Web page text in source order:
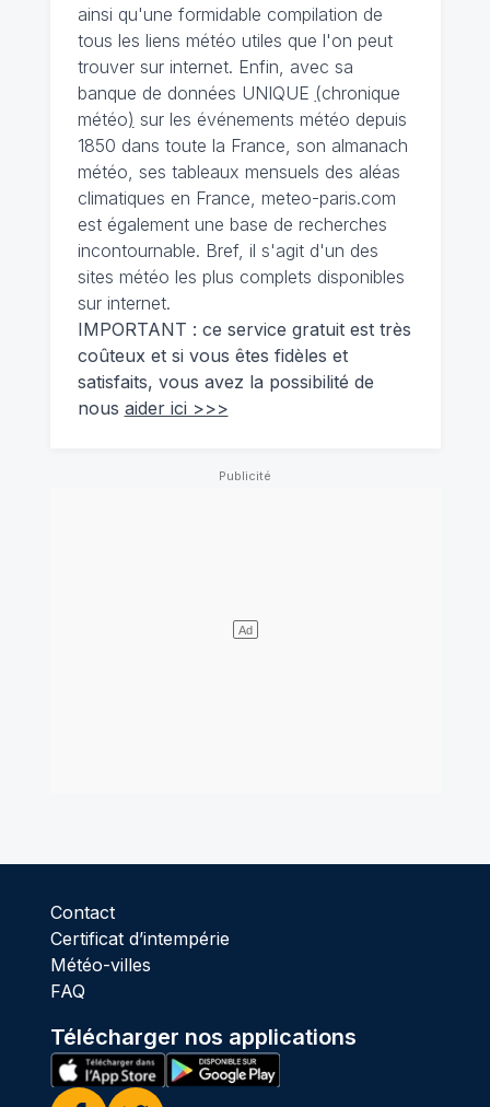
ainsi qu'une formidable compilation de
tous les liens météo utiles que l'on peut
trouver sur internet. Enfin, avec sa
banque de données UNIQUE (chronique
météo) sur les événements météo depuis
1850 dans toute la France, son almanach
météo, ses tableaux mensuels des aléas
climatiques en France, meteo-paris.com
est également une base de recherches
incontournable. Bref, il s'agit d'un des
sites météo les plus complets disponibles
sur internet.
IMPORTANT : ce service gratuit est très
coûteux et si vous êtes fidèles et
satisfaits, vous avez la possibilité de
nous aider ici >>>
Contact
Certificat d’intempérie
Météo-villes
FAQ
Télécharger nos applications